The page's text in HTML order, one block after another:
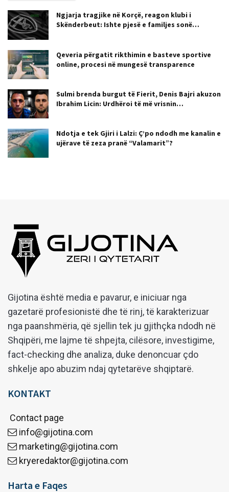
Ngjarja tragjike në Korçë, reagon klubi i
Skënderbeut: Ishte pjesë e familjes sonë…
Qeveria përgatit rikthimin e basteve sportive
online, procesi në mungesë transparence
Sulmi brenda burgut të Fierit, Denis Bajri akuzon
Ibrahim Licin: Urdhëroi të më vrisnin…
Ndotja e tek Gjiri i Lalzi: Ç’po ndodh me kanalin e
ujërave të zeza pranë “Valamarit”?
Gijotina është media e pavarur, e iniciuar nga
gazetarë profesionistë dhe të rinj, të karakterizuar
nga paanshmëria, që sjellin tek ju gjithçka ndodh në
Shqipëri, me lajme të shpejta, cilësore, investigime,
fact-checking dhe analiza, duke denoncuar çdo
shkelje apo abuzim ndaj qytetarëve shqiptarë.
KONTAKT
Contact page
info@gijotina.com
marketing@gijotina.com
kryeredaktor@gijotina.com
Harta e Faqes